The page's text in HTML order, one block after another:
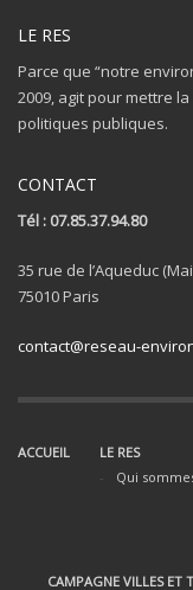
LE RES
Parce que “notre
2009, agit pour mettre
politiques publiques.
CONTACT
Tél : 07.85.37.94.80
35 rue de l’Aqueduc
75010 Paris
contact@reseau-
ACCUEIL
LE RES
Qui
CAMPAGNE VILLES ET